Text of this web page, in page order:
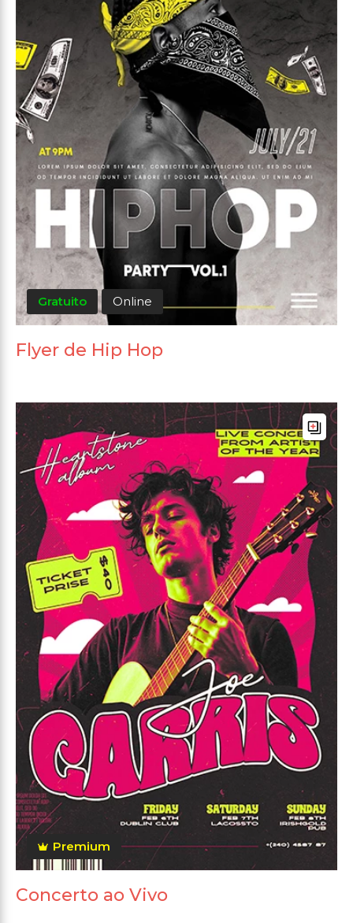
Gratuito Online
Flyer de Hip Hop
Premium
Concerto ao Vivo